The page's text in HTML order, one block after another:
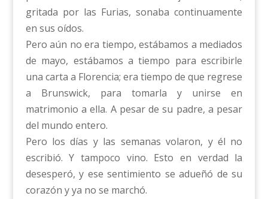
gritada por las Furias, sonaba continuamente
en sus oídos.
Pero aún no era tiempo, estábamos a mediados
de mayo, estábamos a tiempo para escribirle
una carta a Florencia; era tiempo de que regrese
a Brunswick, para tomarla y unirse en
matrimonio a ella. A pesar de su padre, a pesar
del mundo entero.
Pero los días y las semanas volaron, y él no
escribió. Y tampoco vino. Esto en verdad la
desesperó, y ese sentimiento se adueñó de su
corazón y ya no se marchó.